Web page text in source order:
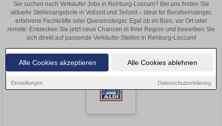
Alle Cookies akzeptieren Alle Cookies ablehnen
Einstellungen Datenschutzerklärung
Sie suchen nach Verkäufer Jobs in Rehburg-Loccum? Bei uns finden Sie
aktuelle Stellenangebote in Vollzeit und Teilzeit – ideal für Berufseinsteiger,
erfahrene Fachkräfte oder Quereinsteiger. Egal ob im Büro, vor Ort oder
remote: Entdecken Sie jetzt neue Chancen in Ihrer Region und bewerben Sie
sich direkt auf passende Verkäufer-Stellen in Rehburg-Loccum!